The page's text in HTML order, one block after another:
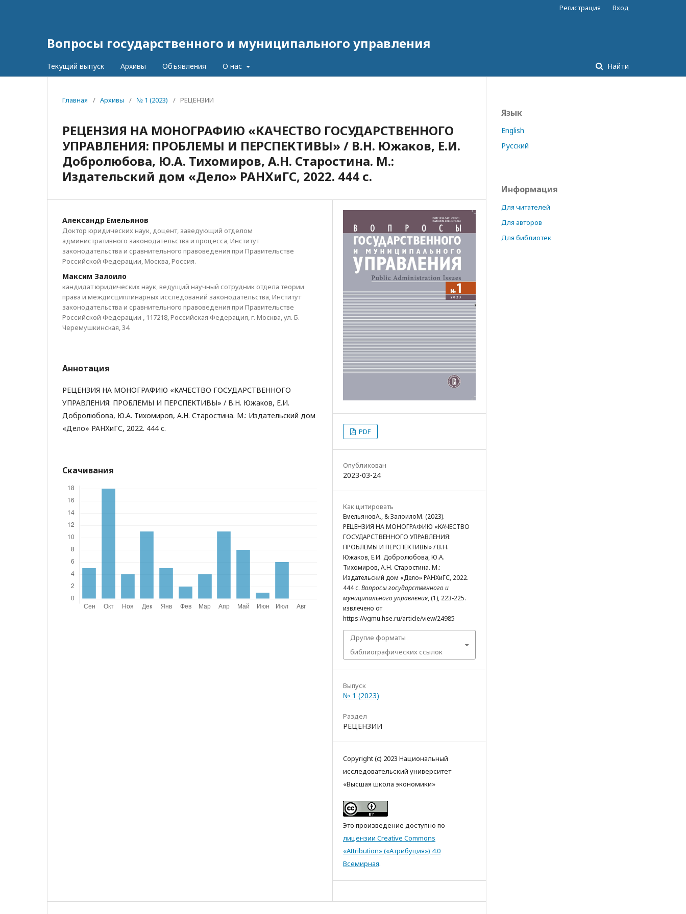
Вопросы государственного и муниципального управления
Текущий выпуск Архивы Объявления О нас Найти
Регистрация Вход
Главная / Архивы / № 1 (2023) / РЕЦЕНЗИИ
РЕЦЕНЗИЯ НА МОНОГРАФИЮ «КАЧЕСТВО ГОСУДАРСТВЕННОГО
УПРАВЛЕНИЯ: ПРОБЛЕМЫ И ПЕРСПЕКТИВЫ» / В.Н. Южаков, Е.И.
Добролюбова, Ю.А. Тихомиров, А.Н. Старостина. М.:
Издательский дом «Дело» РАНХиГС, 2022. 444 с.
Александр Емельянов
Доктор юридических наук, доцент, заведующий отделом
административного законодательства и процесса, Институт
законодательства и сравнительного правоведения при Правительстве
Российской Федерации, Москва, Россия.
Максим Залоило
кандидат юридических наук, ведущий научный сотрудник отдела теории
права и междисциплинарных исследований законодательства, Институт
законодательства и сравнительного правоведения при Правительстве
Российской Федерации , 117218, Российская Федерация, г. Москва, ул. Б.
Черемушкинская, 34.
Аннотация
РЕЦЕНЗИЯ НА МОНОГРАФИЮ «КАЧЕСТВО ГОСУДАРСТВЕННОГО
УПРАВЛЕНИЯ: ПРОБЛЕМЫ И ПЕРСПЕКТИВЫ» / В.Н. Южаков, Е.И.
Добролюбова, Ю.А. Тихомиров, А.Н. Старостина. М.: Издательский дом
«Дело» РАНХиГС, 2022. 444 с.
Скачивания
PDF
Опубликован
2023-03-24
Как цитировать
ЕмельяновА., & ЗалоилоМ. (2023).
РЕЦЕНЗИЯ НА МОНОГРАФИЮ «КАЧЕСТВО
ГОСУДАРСТВЕННОГО УПРАВЛЕНИЯ:
ПРОБЛЕМЫ И ПЕРСПЕКТИВЫ» / В.Н.
Южаков, Е.И. Добролюбова, Ю.А.
Тихомиров, А.Н. Старостина. М.:
Издательский дом «Дело» РАНХиГС, 2022.
444 с. Вопросы государственного и
муниципального управления, (1), 223-225.
извлечено от
https://vgmu.hse.ru/article/view/24985
Другие форматы
библиографических ссылок
Выпуск
№ 1 (2023)
Раздел
РЕЦЕНЗИИ
Copyright (c) 2023 Национальный
исследовательский университет
«Высшая школа экономики»
Это произведение доступно по
лицензии Creative Commons
«Attribution» («Атрибуция») 4.0
Всемирная.
Язык
English
Русский
Информация
Для читателей
Для авторов
Для библиотек